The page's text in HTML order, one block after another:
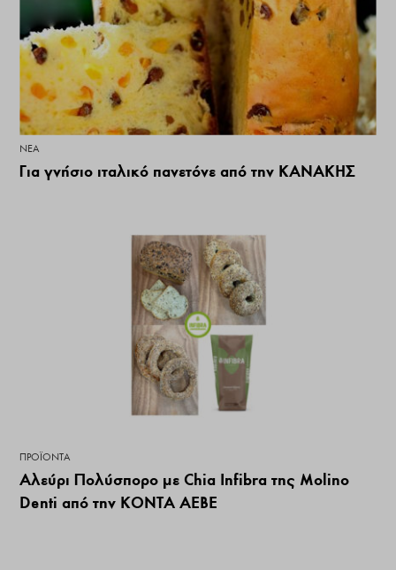
ΝΕΑ
Για γνήσιο ιταλικό πανετόνε από την ΚΑΝΑΚΗΣ
ΠΡΟΪΌΝΤΑ
Αλεύρι Πολύσπορο με Chia Infibra της Molino
Denti από την ΚΟΝΤΑ ΑΕΒΕ